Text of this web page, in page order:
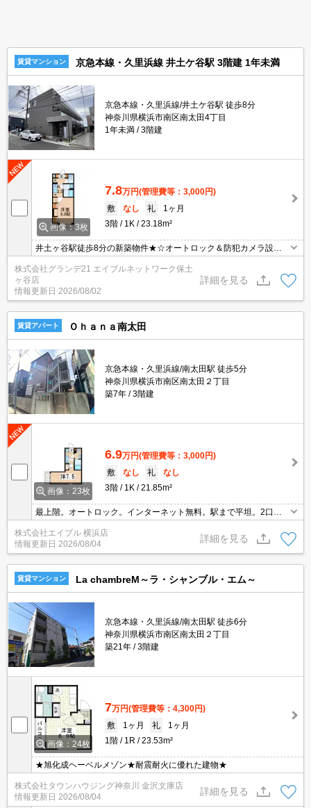
賃貸マンション 京急本線・久里浜線 井土ケ谷駅 3階建 1年未満
京急本線・久里浜線/井土ケ谷駅 徒歩8分
神奈川県横浜市南区南太田4丁目
1年未満
3階建
画像：3枚
7.8万円(管理費等：3,000円)
敷
なし 礼
1ヶ月
3階
1K 23.18m²
井土ヶ谷駅徒歩8分の新築物件★☆オートロック＆防犯カメラ設
置！玄関はスマートロック搭載！バストイレ別、浴室乾燥機、独立
洗面台、温水洗浄便座、システムキッチンなど設備充実！
株式会社グランデ21 エイブルネットワーク保土
ヶ谷店
情報更新日 2026/08/02
詳細を見る
賃貸アパート Ｏｈａｎａ南太田
京急本線・久里浜線/南太田駅 徒歩5分
神奈川県横浜市南区南太田２丁目
築7年
3階建
画像：23枚
6.9万円(管理費等：3,000円)
敷
なし 礼
なし
3階
1K 21.85m²
最上階。オートロック。インターネット無料。駅まで平坦。2口ガ
スコンロ付。TVインターホン付き。浴室換気乾燥式。1年未満で解
約の場合は、家賃1ヶ月分の違約金。引越指定業者あり。
株式会社エイブル 横浜店
情報更新日 2026/08/04
詳細を見る
賃貸マンション La chambreM～ラ・シャンブル・エム～
京急本線・久里浜線/南太田駅 徒歩6分
神奈川県横浜市南区南太田２丁目
築21年
3階建
画像：24枚
7万円(管理費等：4,300円)
敷
1ヶ月 礼
1ヶ月
1階
1R 23.53m²
★旭化成ヘーベルメゾン★耐震耐火に優れた建物★
株式会社タウンハウジング神奈川 金沢文庫店
情報更新日 2026/08/04
詳細を見る